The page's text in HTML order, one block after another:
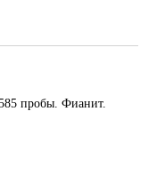
пробы. Фианит.